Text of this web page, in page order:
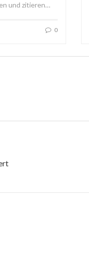
und zitieren…
0